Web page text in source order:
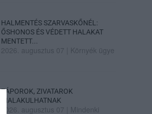
HALMENTÉS SZARVASKŐNÉL:
ŐSHONOS ÉS VÉDETT HALAKAT
MENTETT...
2026. augusztus 07 Környék ügye
ZÁPOROK, ZIVATAROK
KIALAKULHATNAK
2026. augusztus 07
Mindenki